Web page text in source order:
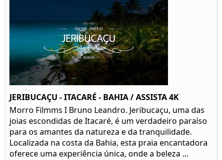
JERIBUCAÇU - ITACARÉ - BAHIA / ASSISTA 4K
Morro Filmms I Bruno Leandro. Jeribucaçu, uma das
joias escondidas de Itacaré, é um verdadeiro paraíso
para os amantes da natureza e da tranquilidade.
Localizada na costa da Bahia, esta praia encantadora
oferece uma experiência única, onde a beleza ...